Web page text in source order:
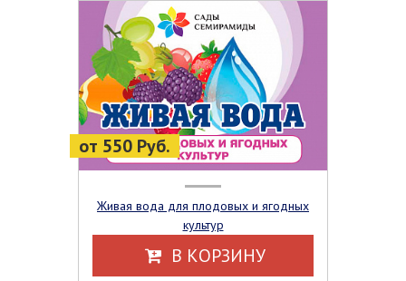
от 550 Руб.
Живая вода для плодовых и ягодных
культур
В КОРЗИНУ